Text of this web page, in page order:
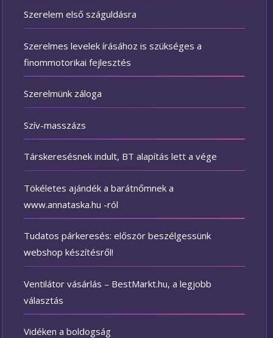
Szerelem első száguldásra
Szerelmes levelek írásához is szükséges a
finommotorikai fejlesztés
Szerelmünk záloga
Szív-masszázs
Társkeresésnek indult, BT alapítás lett a vége
Tökéletes ajándék a barátnőmnek a
www.annataska.hu -ról
Tudatos párkeresés: először beszélgessünk
webshop készítésről!
Ventilátor vásárlás – BestMarkt.hu, a legjobb
választás
Vidéken a boldogság